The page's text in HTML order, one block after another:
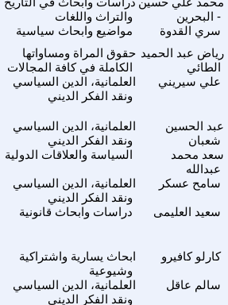
والتراث واللغات
- البحرين
مواضيع وابحاث سياسية سري القدوة
حقوق المراة ومساواتها
الكاملة في كافة المجالات
رياض عبد الحميد
الطائي
العلمانية، الدين السياسي
ونقد الفكر الديني
علي سيريني
العلمانية، الدين السياسي
ونقد الفكر الديني
عبد الحسين
شعبان
السياسة والعلاقات الدولية
سعد محمد
عبدالله
العلمانية، الدين السياسي
ونقد الفكر الديني
سامح عسكر
دراسات وابحاث قانونية سعيد العليمى
ابحاث يسارية واشتراكية
وشيوعية
كارلو كافيرو
العلمانية، الدين السياسي
ونقد الفكر الديني
سالم عاقل